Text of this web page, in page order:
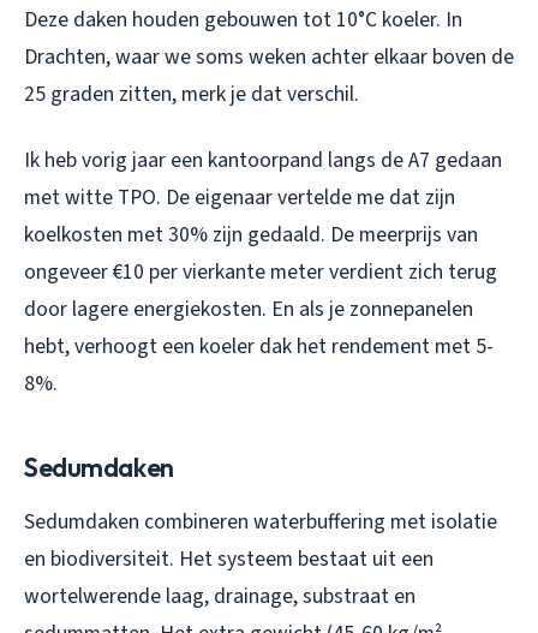
Deze daken houden gebouwen tot 10°C koeler. In
Drachten, waar we soms weken achter elkaar boven de
25 graden zitten, merk je dat verschil.
Ik heb vorig jaar een kantoorpand langs de A7 gedaan
met witte TPO. De eigenaar vertelde me dat zijn
koelkosten met 30% zijn gedaald. De meerprijs van
ongeveer €10 per vierkante meter verdient zich terug
door lagere energiekosten. En als je zonnepanelen
hebt, verhoogt een koeler dak het rendement met 5-
8%.
Sedumdaken
Sedumdaken combineren waterbuffering met isolatie
en biodiversiteit. Het systeem bestaat uit een
wortelwerende laag, drainage, substraat en